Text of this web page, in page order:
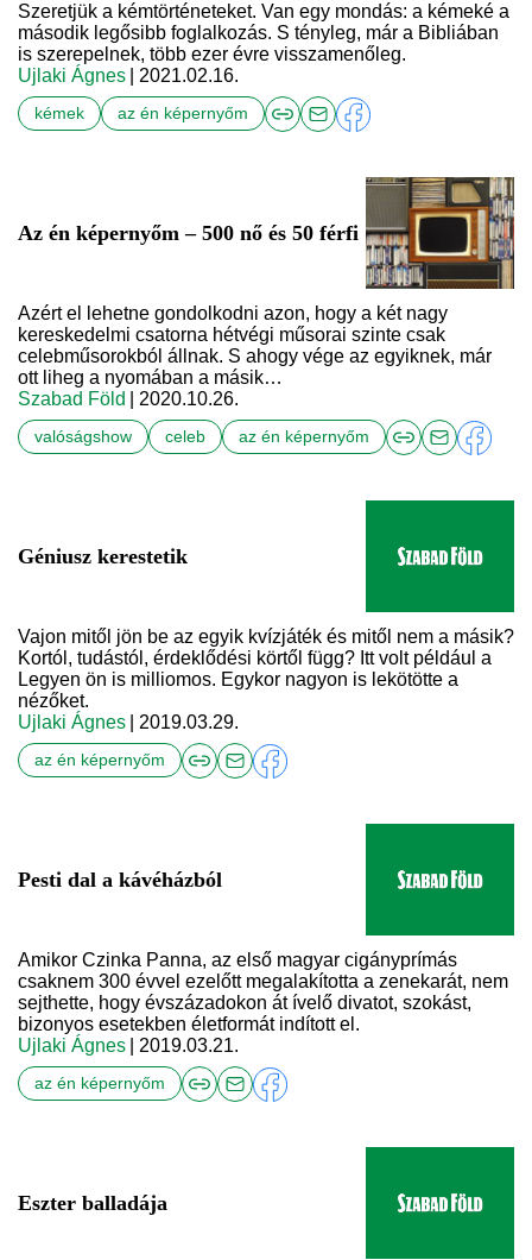
Szeretjük a kémtörténeteket. Van egy mondás: a kémeké a
második legősibb foglalkozás. S tényleg, már a Bibliában
is szerepelnek, több ezer évre visszamenőleg.
Ujlaki Ágnes
| 2021.02.16.
kémek az én képernyőm
Az én képernyőm – 500 nő és 50 férfi
Azért el lehetne gondolkodni azon, hogy a két nagy
kereskedelmi csatorna hétvégi műsorai szinte csak
celebműsorokból állnak. S ahogy vége az egyiknek, már
ott liheg a nyomában a másik…
Szabad Föld
| 2020.10.26.
valóságshow celeb az én képernyőm
Géniusz kerestetik
Vajon mitől jön be az egyik kvízjáték és mitől nem a másik?
Kortól, tudástól, érdeklődési körtől függ? Itt volt például a
Legyen ön is milliomos. Egykor nagyon is lekötötte a
nézőket.
Ujlaki Ágnes
| 2019.03.29.
az én képernyőm
Pesti dal a kávéházból
Amikor Czinka Panna, az első magyar cigányprímás
csaknem 300 évvel ezelőtt megalakította a zenekarát, nem
sejthette, hogy évszázadokon át ívelő divatot, szokást,
bizonyos esetekben életformát indított el.
Ujlaki Ágnes
| 2019.03.21.
az én képernyőm
Eszter balladája